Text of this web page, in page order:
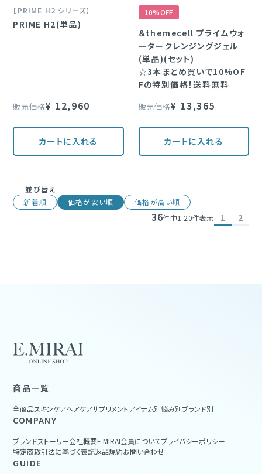
【PRIME H2 シリーズ】
PRIME H2(単品)
販売価格¥ 12,960
カートに入れる
10%OFF
＆themecell プライムウォ
ータークレンジングジェル
(単品)(セット)
☆3本まとめ買いで10%OF
Fの特別価格！送料無料
販売価格¥ 13,365
カートに入れる
並び替え
新着順
価格が安い順 価格が高い順
36件中1-20件表示 1 2
商品一覧
全商品スキンケアヘアケアサプリメントアイテム別悩み別ブランド別
COMPANY
ブランドストーリー会社概要E.MIRAI会員についてプライバシーポリシー
特定商取引法に基づく表記返品規約お問い合わせ
GUIDE